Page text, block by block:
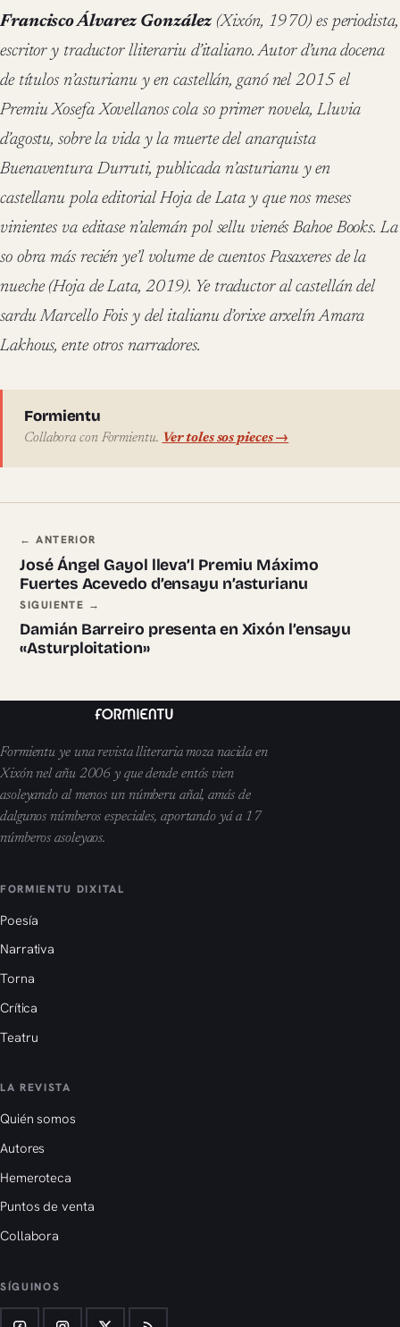
Francisco Álvarez González (Xixón, 1970) es periodista,
escritor y traductor lliterariu d’italiano. Autor d’una docena
de títulos n’asturianu y en castellán, ganó nel 2015 el
Premiu Xosefa Xovellanos cola so primer novela, Lluvia
d’agostu, sobre la vida y la muerte del anarquista
Buenaventura Durruti, publicada n’asturianu y en
castellanu pola editorial Hoja de Lata y que nos meses
vinientes va editase n’alemán pol sellu vienés Bahoe Books. La
so obra más recién ye’l volume de cuentos Pasaxeres de la
nueche (Hoja de Lata, 2019). Ye traductor al castellán del
sardu Marcello Fois y del italianu d’orixe arxelín Amara
Lakhous, ente otros narradores.
Sobre l'autor
Formientu
Collabora con Formientu. Ver toles sos pieces →
Navegación ente pieces
← ANTERIOR
José Ángel Gayol lleva’l Premiu Máximo
Fuertes Acevedo d’ensayu n’asturianu
SIGUIENTE →
Damián Barreiro presenta en Xixón l’ensayu
«Asturploitation»
Formientu ye una revista lliteraria moza nacida en
Xixón nel añu 2006 y que dende entós vien
asoleyando al menos un númberu añal, amás de
dalgunos númberos especiales, aportando yá a 17
númberos asoleyaos.
FORMIENTU DIXITAL
Poesía
Narrativa
Torna
Crítica
Teatru
LA REVISTA
Quién somos
Autores
Hemeroteca
Puntos de venta
Collabora
SÍGUINOS